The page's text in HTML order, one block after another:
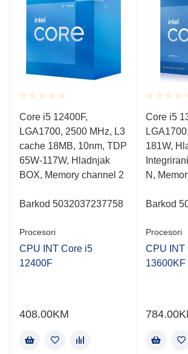
Rated
0.001
out
5
Core i5 12400F,
LGA1700, 2500 MHz, L3
cache 18MB, 10nm, TDP
65W-117W, Hladnjak
BOX, Memory channel 2
Barkod 5032037237758
Procesori
CPU INT Core i5
12400F
408.00KM
Rated
0.001
out
of
5
Core i5
181W,
N,
Barkod
Procesori
CPU INT
13600KF
784.00